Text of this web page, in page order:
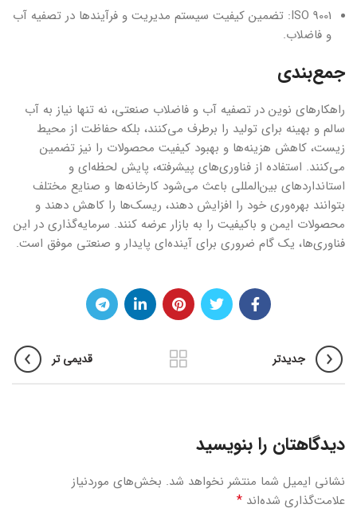
ISO 9001: تضمین کیفیت سیستم مدیریت و فرآیندها در تصفیه آب
و فاضلاب.
جمع‌بندی
راهکارهای نوین در تصفیه آب و فاضلاب صنعتی، نه تنها نیاز به آب
سالم و بهینه برای تولید را برطرف می‌کنند، بلکه حفاظت از محیط
زیست، کاهش هزینه‌ها و بهبود کیفیت محصولات را نیز تضمین
می‌کنند. استفاده از فناوری‌های پیشرفته، پایش لحظه‌ای و
استانداردهای بین‌المللی باعث می‌شود کارخانه‌ها و صنایع مختلف
بتوانند بهره‌وری خود را افزایش دهند، ریسک‌ها را کاهش دهند و
محصولات ایمن و باکیفیت را به بازار عرضه کنند. سرمایه‌گذاری در این
فناوری‌ها، یک گام ضروری برای آینده‌ای پایدار و صنعتی موفق است.
جدیدتر قدیمی تر
دیدگاهتان را بنویسید
نشانی ایمیل شما منتشر نخواهد شد. بخش‌های موردنیاز
علامت‌گذاری شده‌اند *